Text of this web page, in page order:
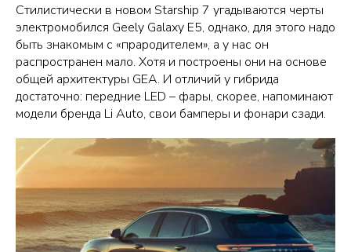
Стилистически в новом Starship 7 угадываются черты
электромобился Geely Galaxy E5, однако, для этого надо
быть знакомым с «прародителем», а у нас он
распространен мало. Хотя и построены они на основе
общей архитектуры GEA. И отличий у гибрида
достаточно: передние LED – фары, скорее, напоминают
модели бренда Li Auto, свои бамперы и фонари сзади.